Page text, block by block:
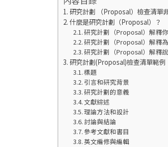
研究計劃 （Proposal）檢查清單
什麼是研究計劃（Proposal）？
研究計劃（Proposal）解釋
研究計劃（Proposal）解釋
研究計劃（Proposal）解釋
研究計劃(Proposal)檢查清單範例
標題
引言和研究背景
研究計劃的意義
文獻綜述
理論方法和設計
討論與結論
參考文獻和書目
英文編修與編輯